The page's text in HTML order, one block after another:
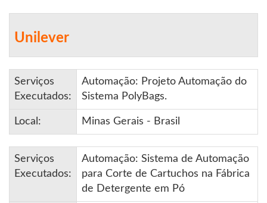
Unilever
Serviços
Executados:
Automação: Projeto Automação do
Sistema PolyBags.
Local: Minas Gerais - Brasil
Serviços
Executados:
Automação: Sistema de Automação
para Corte de Cartuchos na Fábrica
de Detergente em Pó